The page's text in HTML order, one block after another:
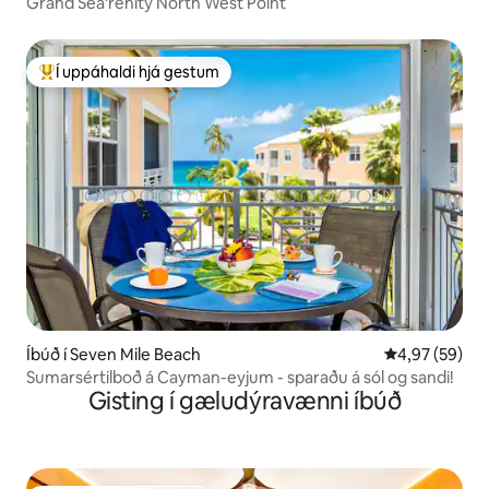
Í mestu uppáhaldi hjá gestum
Í uppáhaldi hjá gestum
Íbúð í Seven Mile Beach 4,97 af 5 í
4,97 (59)
Sumarsértilboð á Cayman-eyjum - sparaðu á sól og sandi!
Gisting í gæludýravænni íbúð